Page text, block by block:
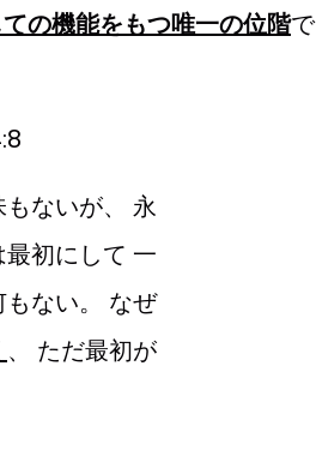
の機能をもつ唯一の位階で
ないが、 永
初にして 一
ない。 なぜ
、 ただ最初が